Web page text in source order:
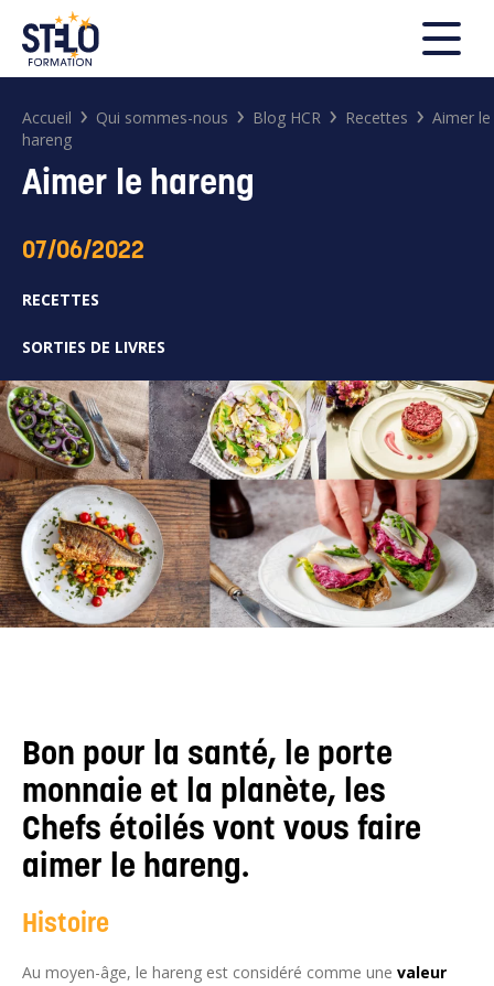
FERMER
Rechercher
Search
for:
Accueil › Qui sommes-nous › Blog HCR › Recettes › Aimer le
hareng
Aimer le hareng
07/06/2022
RECETTES
SORTIES DE LIVRES
Bon pour la santé, le porte
monnaie et la planète, les
Chefs étoilés vont vous faire
aimer le hareng.
Histoire
Au moyen-âge, le hareng est considéré comme une valeur